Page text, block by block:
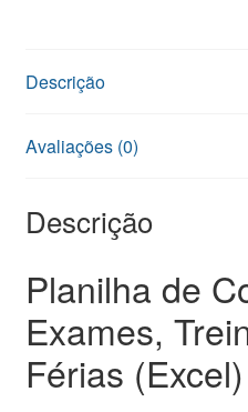
Descrição
Avaliações (0)
Descrição
Planilha de
Exames,
Férias (Excel)